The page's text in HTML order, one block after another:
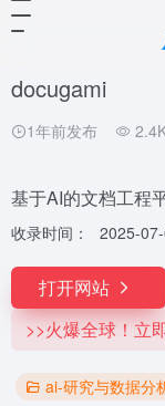
docugami
1年前发布
基于AI的文档工程
收录时间： 2025-
打开网站
>>火爆全球！立
ai-研究与数据分